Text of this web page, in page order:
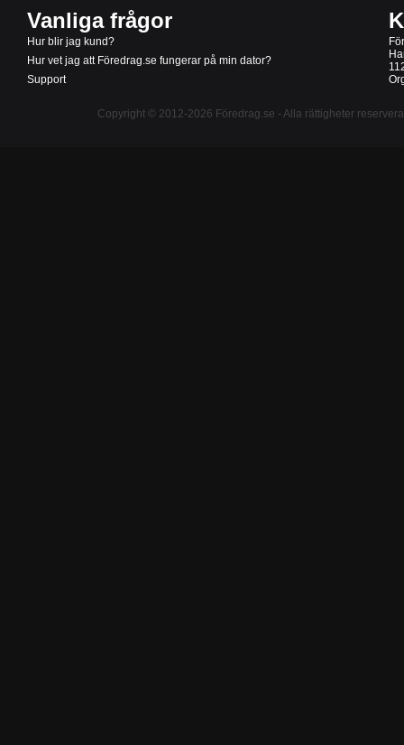
Vanliga frågor
Hur blir jag kund?
Hur vet jag att Föredrag.se fungerar på min dator?
Support
Copyright © 2012-2026 Föredrag.se - Alla rättigheter